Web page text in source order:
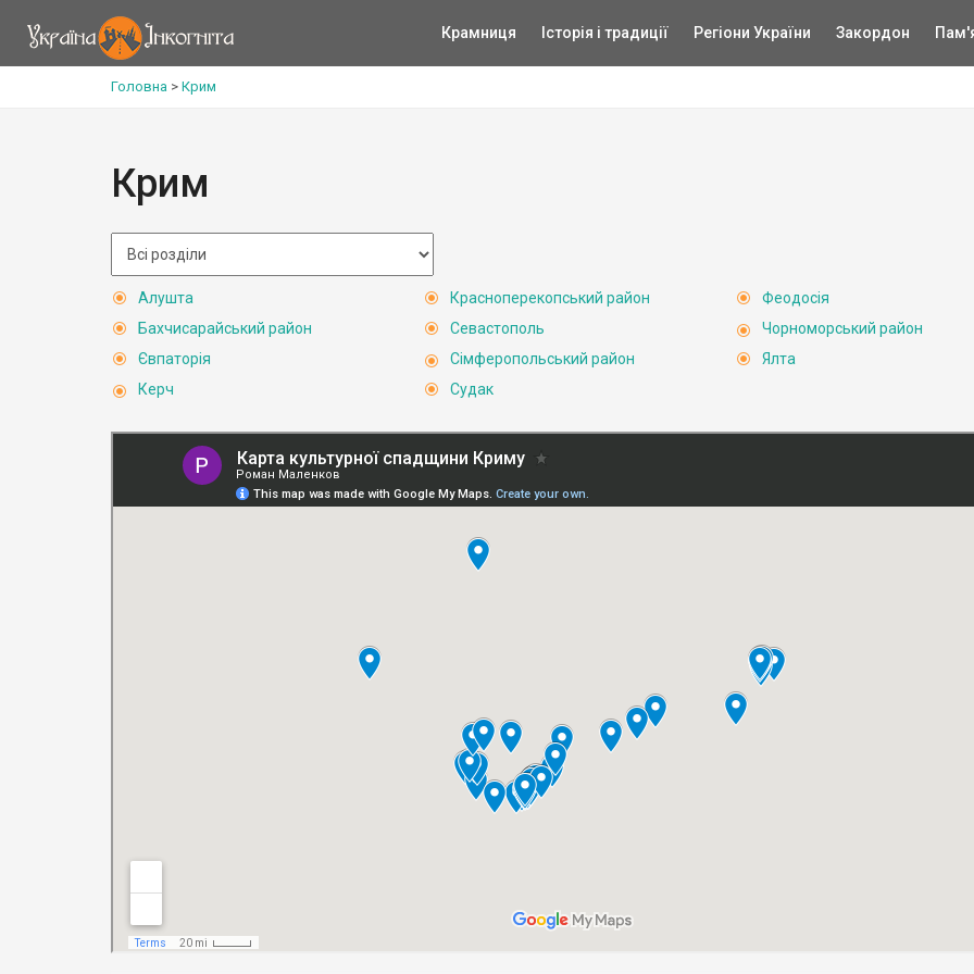
Крамниця Історія і традиції Регіони України Закордон
Головна > Крим
Крим
Алушта
Бахчисарайський район
Євпаторія
Керч
Красноперекопський район
Севастополь
Сімферопольський район
Судак
Феодосія
Чорноморський район
Ялта